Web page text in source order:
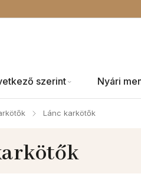
szerint Nyári
/ Lánc karkötők